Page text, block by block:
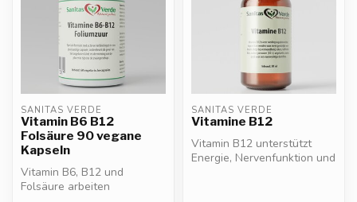
SANITAS VERDE
Vitamin B6 B12
Folsäure 90 vegane
Kapseln
Vitamin B6, B12 und
Folsäure arbeiten
SANITAS VERDE
Vitamine B12
Vitamin B12 unterstützt
Energie, Nervenfunktion und